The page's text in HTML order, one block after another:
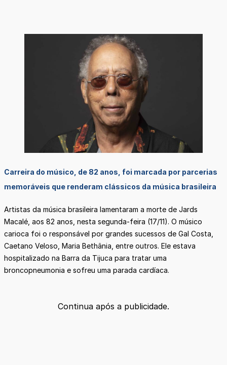
Carreira do músico, de 82 anos, foi marcada por parcerias
memoráveis que renderam clássicos da música brasileira
Artistas da música brasileira lamentaram a morte de Jards
Macalé, aos 82 anos, nesta segunda-feira (17/11). O músico
carioca foi o responsável por grandes sucessos de Gal Costa,
Caetano Veloso, Maria Bethânia, entre outros. Ele estava
hospitalizado na Barra da Tijuca para tratar uma
broncopneumonia e sofreu uma parada cardíaca.
Continua após a publicidade.